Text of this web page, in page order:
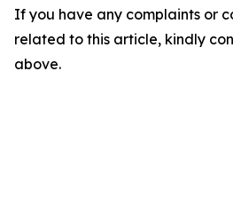
If you have any complaints or
related to this article, kindly
above.